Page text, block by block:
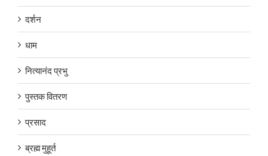
दर्शन
धाम
नित्यानंद प्रभु
पुस्तक वितरण
प्रसाद
ब्रह्म मुहूर्त